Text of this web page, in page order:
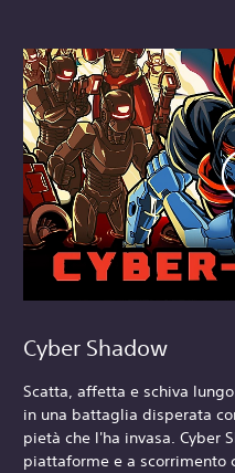
Cyber Shadow
Scatta, affetta e schiva
in una battaglia disperata
pietà che l'ha invasa. Cyber
piattaforme e a scorrimento